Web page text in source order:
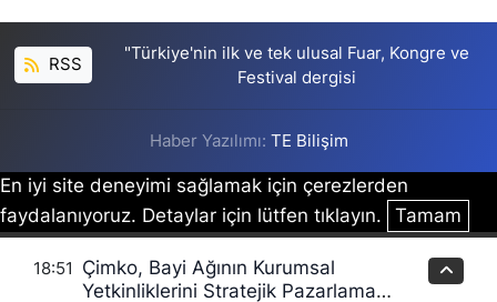
RSS
"Türkiye'nin ilk ve tek ulusal Fuar, Kongre ve
Festival dergisi
Haber Yazılımı: TE Bilişim
En iyi site deneyimi sağlamak için çerezlerden
faydalanıyoruz. Detaylar için lütfen tıklayın.
Tamam
18:51
Çimko, Bayi Ağının Kurumsal
Yetkinliklerini Stratejik Pazarlama